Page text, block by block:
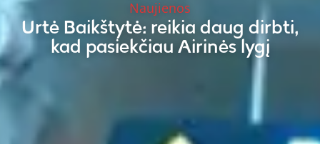
Naujienos
Urtė Baikštytė: reikia daug dirbti,
kad pasiekčiau Airinės lygį